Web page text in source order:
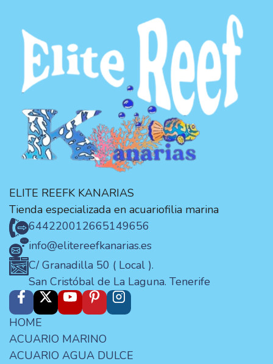
ELITE REEFK KANARIAS
Tienda especializada en acuariofilia marina
644220012665149656
info@elitereefkanarias.es
C/ Granadilla 50 ( Local ).
San Cristóbal de La Laguna. Tenerife
HOME
ACUARIO MARINO
ACUARIO AGUA DULCE